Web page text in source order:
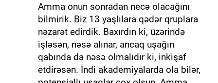
Amma onun sonradan necə olacağını
bilmirik. Biz 13 yaşlılara qədər qruplara
nəzarət edirdik. Baxırdın ki, üzərində
işləsən, nəsə alınar, ancaq uşağın
qabında da nəsə olmalıdır ki, inkişaf
etdirəsən. İndi akademiyalarda ola bilər,